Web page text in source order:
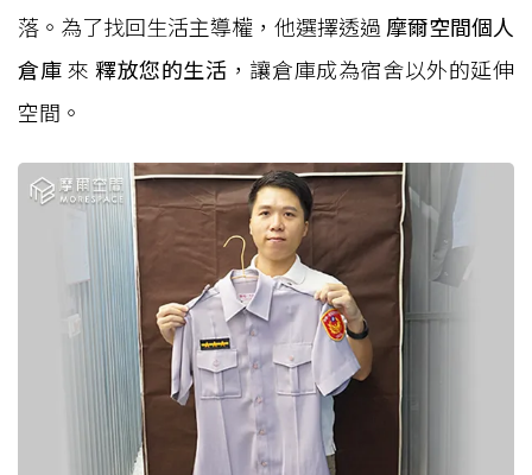
落。為了找回生活主導權，他選擇透過 摩爾空間個人
倉庫 來釋放您的生活 ，讓倉庫成為宿舍以外的延伸
空間。